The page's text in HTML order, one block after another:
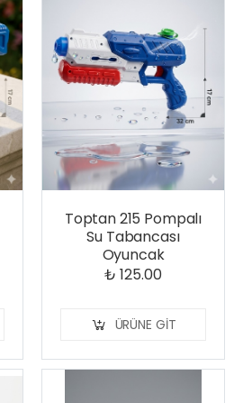
Toptan 215 Pompalı
Su Tabancası
Oyuncak
₺ 125.00
ÜRÜNE GIT